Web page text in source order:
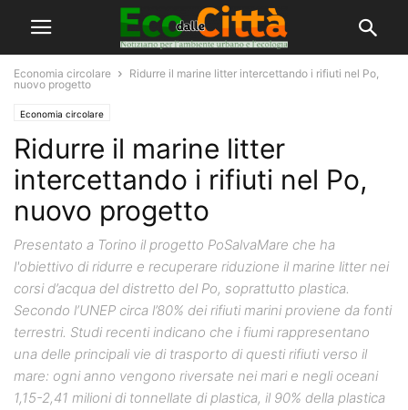
Economia circolare
Ridurre il marine litter intercettando i rifiuti nel Po,
nuovo progetto
Economia circolare
Ridurre il marine litter
intercettando i rifiuti nel Po,
nuovo progetto
Presentato a Torino il progetto PoSalvaMare che ha
l'obiettivo di ridurre e recuperare riduzione il marine litter nei
corsi d’acqua del distretto del Po, soprattutto plastica.
Secondo l’UNEP circa l’80% dei rifiuti marini proviene da fonti
terrestri. Studi recenti indicano che i fiumi rappresentano
una delle principali vie di trasporto di questi rifiuti verso il
mare: ogni anno vengono riversate nei mari e negli oceani
1,15-2,41 milioni di tonnellate di plastica, il 90% della plastica